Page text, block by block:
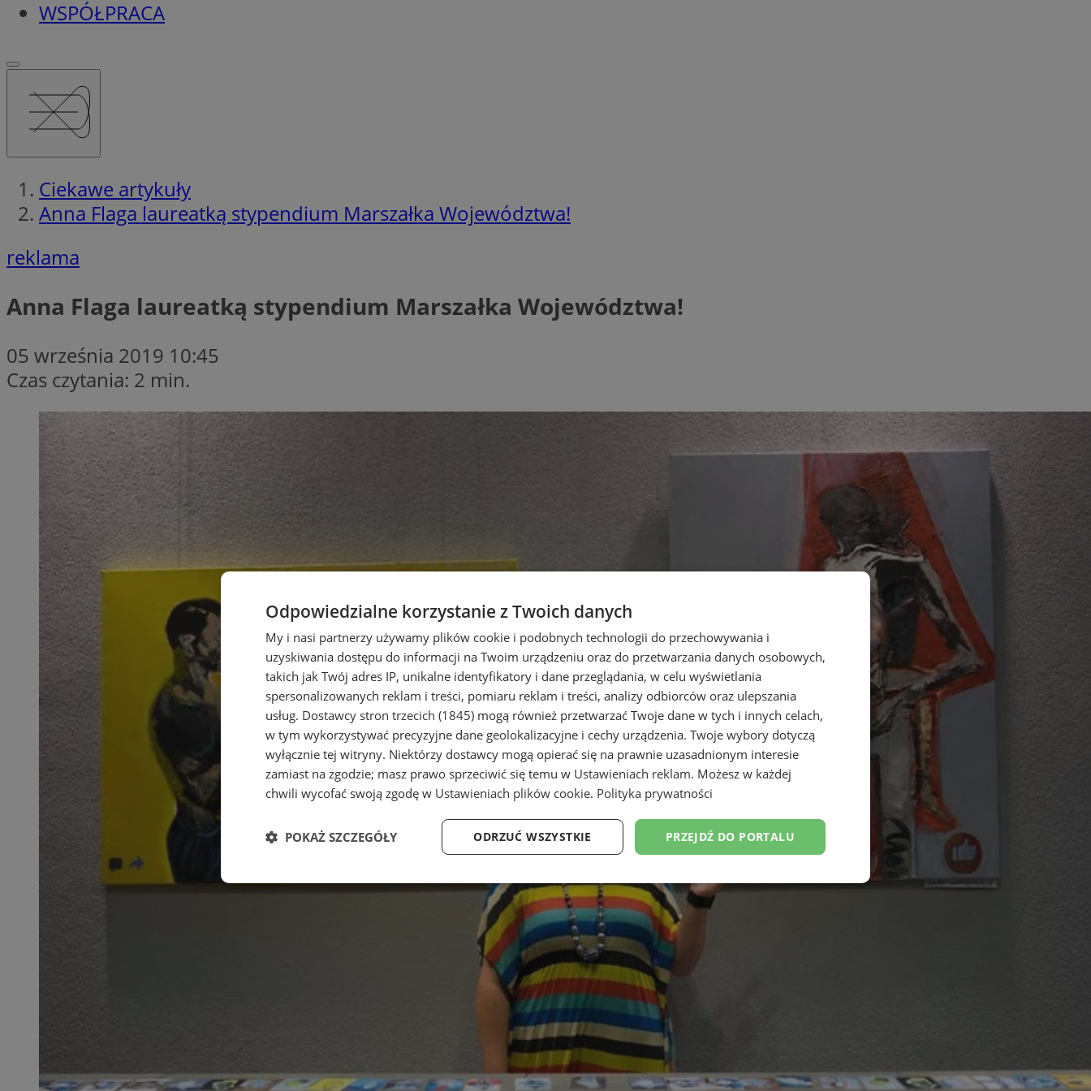
WSPÓŁPRACA
Ciekawe artykuły
Anna Flaga laureatką stypendium Marszałka Województwa!
reklama
Anna Flaga laureatką stypendium Marszałka Województwa!
05 września 2019 10:45
Czas czytania: 2 min.
Odpowiedzialne korzystanie z Twoich danych
My i nasi partnerzy używamy plików cookie i podobnych technologii do przechowywania i
uzyskiwania dostępu do informacji na Twoim urządzeniu oraz do przetwarzania danych osobowych,
takich jak Twój adres IP, unikalne identyfikatory i dane przeglądania, w celu wyświetlania
spersonalizowanych reklam i treści, pomiaru reklam i treści, analizy odbiorców oraz ulepszania
usług. Dostawcy stron trzecich (1845) mogą również przetwarzać Twoje dane w tych i innych celach,
w tym wykorzystywać precyzyjne dane geolokalizacyjne i cechy urządzenia. Twoje wybory dotyczą
wyłącznie tej witryny. Niektórzy dostawcy mogą opierać się na prawnie uzasadnionym interesie
zamiast na zgodzie; masz prawo sprzeciwić się temu w Ustawieniach reklam. Możesz w każdej
chwili wycofać swoją zgodę w Ustawieniach plików cookie. Polityka prywatności
PRZEJDŹ DO PORTALU
ODRZUĆ WSZYSTKIE
POKAŻ SZCZEGÓŁY
Niezbędne Wydajność Targetowanie Funkcjonalność Niesklasyfikowane
Targetowanie Funkcjonalność
Niezbędne pliki cookie umożliwiają korzystanie z podstawowych funkcji strony internetowej, takich jak logowanie użytkownika i
zarządzanie kontem. Bez niezbędnych plików cookie nie można prawidłowo korzystać ze strony internetowej.
Nazwa Provider/Domena
Okres
przechowywania
Opis